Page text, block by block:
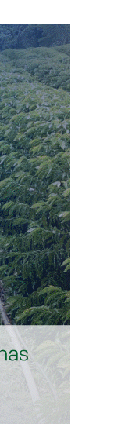
Médio em
de 450 pontos
Candidatos
podem se
menos uma das
ter cursado o
pública, ter
integral ou
escola pública e
deficiência ou
que busca
professores da
não há
com
salário mínimo
é de até três
levará em
no Enem,
além do